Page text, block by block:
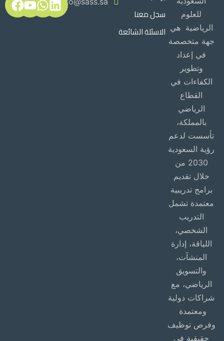
للعلوم
الرياضية هي
جهة متخصصة
في إعداد
وتطوير
الكفاءات في
القطاع
الرياضي
بالمملكة،
تأسست لدعم
رؤية السعودية
2030 من
خلال تقديم
برامج تدريبية
معتمدة تشمل
التدريب
الشخصي،
اللياقة، إدارة
المنشآت،
والتسويق
الرياضي، مع
شراكات دولية
ومعتمدة
وفرص توظيف
حقيقية في
سجل معنا
الاسئلة الشائعة